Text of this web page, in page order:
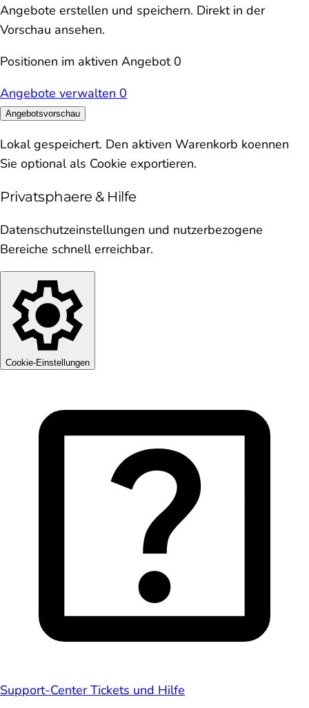
Angebote erstellen und speichern. Direkt in der
Vorschau ansehen.
Positionen im aktiven Angebot 0
Angebote verwalten 0
Angebotsvorschau
Lokal gespeichert. Den aktiven Warenkorb koennen
Sie optional als Cookie exportieren.
Privatsphaere & Hilfe
Datenschutzeinstellungen und nutzerbezogene
Bereiche schnell erreichbar.
Cookie-Einstellungen
Support-Center Tickets und Hilfe